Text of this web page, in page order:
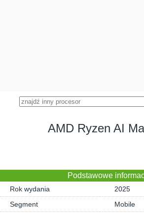
AMD Ryzen AI
Podstawowe
Rok wydania
2025
Segment
Mobile